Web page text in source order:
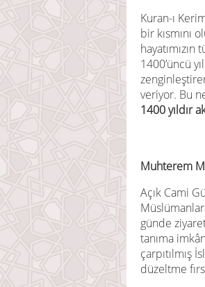
Kuran-ı
bir kısmını
1400’üncü
veriyor. Bu
1400 yıldır
Muhterem
Açık Cami
günde
tanıma
çarpıtılmış
düzeltme